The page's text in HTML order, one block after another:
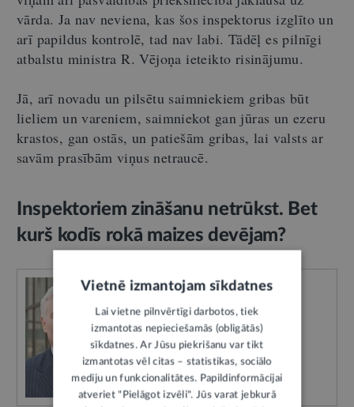
vārda. Ja nav neviena, kas šos inspektorus izglīto un
arī papildus kontrolē, tad nav labi. Tādēļ es pilnīgi
atbalstu ministra R. Vējoņa ieteikto risinājumu.
Jā, arī novadu un pilsētu saimniekiem gribas būt
lieliem un vareniem, saimniekot gan jūras un ezeru
krastos, gan ostās, un patiešām gribas, lai valsts ar
savām prasībām viņus netraucē.
Inspektoriem zināšanu netrūkst. Bet
kurš kodīs rokā maizes devējam?
Vietnē izmantojam sīkdatnes
Lai vietne pilnvērtīgi darbotos, tiek
izmantotas nepieciešamās (obligātās)
sīkdatnes. Ar Jūsu piekrišanu var tikt
izmantotas vēl citas – statistikas, sociālo
mediju un funkcionalitātes. Papildinformācijai
atveriet "Pielāgot izvēli". Jūs varat jebkurā